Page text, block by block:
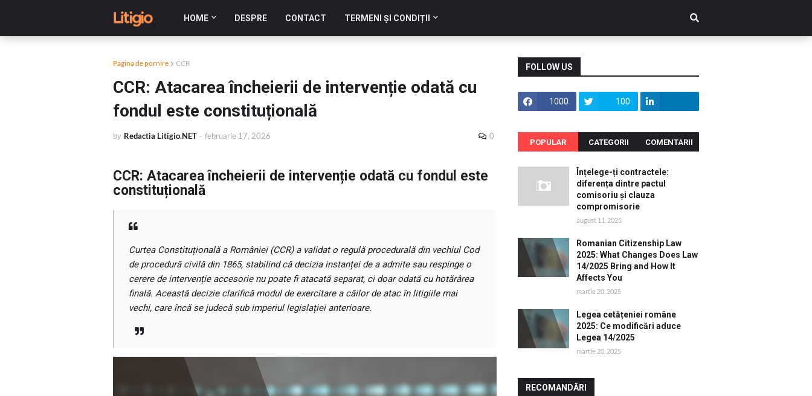
HOME DESPRE CONTACT TERMENI ȘI CONDIȚII
Pagina de pornire CCR
CCR: Atacarea încheierii de intervenție odată cu
fondul este constituțională
by Redactia Litigio.NET - februarie 17, 2026 0
CCR: Atacarea încheierii de intervenție odată cu fondul este
constituțională
Curtea Constituțională a României (CCR) a validat o regulă procedurală din vechiul Cod
de procedură civilă din 1865, stabilind că decizia instanței de a admite sau respinge o
cerere de intervenție accesorie nu poate fi atacată separat, ci doar odată cu hotărârea
finală. Această decizie clarifică modul de exercitare a căilor de atac în litigiile mai
vechi, care încă se judecă sub imperiul legislației anterioare.
FOLLOW US
1000 100
POPULAR CATEGORII COMENTARII
Înțelege-ți contractele:
diferența dintre pactul
comisoriu și clauza
compromisorie
august 11, 2025
Romanian Citizenship Law
2025: What Changes Does Law
14/2025 Bring and How It
Affects You
martie 20, 2025
Legea cetățeniei române
2025: Ce modificări aduce
Legea 14/2025
martie 20, 2025
RECOMANDĂRI